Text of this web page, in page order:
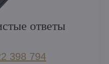
ответы
398 794​